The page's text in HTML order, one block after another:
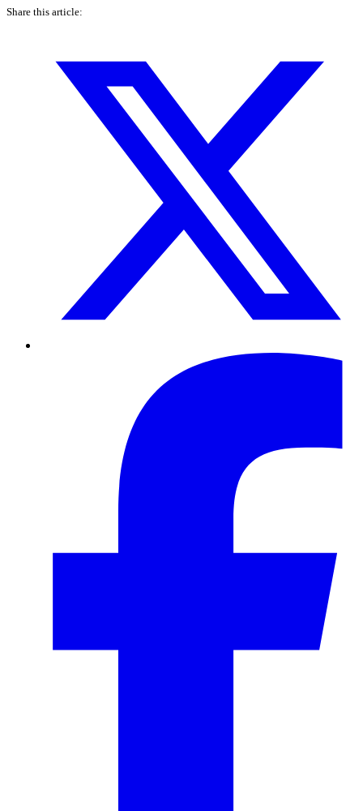
Share this article: